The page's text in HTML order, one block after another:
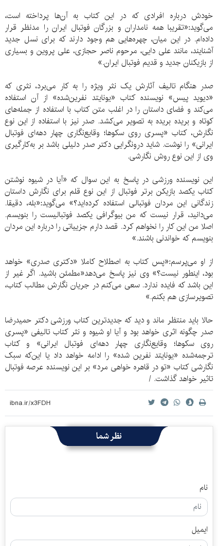
خودش درباره افرادی که در این کتاب به آن‌ها پرداخته است،
می‌گوید:«تقریبا همه نامداران و بزرگان فوتبال ایران را مدنظر قرار
داده‌ام. در این میان، چهره‌هایی هم وجود دارند که برای نسل جدید
آشنایند، مانند علی دایی، مرحوم ناصر حجازی، علی پروین و بسیاری
از بازیکنان جدید و قدیم فوتبال ایران.»
صدر هنگام تالیف آثارش یک نثر ویژه را به کار می‌برد، نثری که
«دیوید پیس» نویسنده کتاب «یونایتد نفرین‌شده» از آن استفاده
می‌کند و فضای داستان را در اغلب متن کتاب با استفاده از جمله‌های
کوتاه و بریده بریده به تصویر می‌کشد. صدر نیز با استفاده از این نوع
نگارش، کتاب «پسری روی سکوها؛ وقایع‌نگاری چهار دهه‌ای فوتبال
ایرانی» را نوشت. شاید درونگرایی دکتر صدر دلیلی باشد بر به‌کارگیری
وی از این نوع روش نگارشی.
این نویسنده ورزشی در پاسخ به این سوال که «آیا در شیوه نوشتن
کتاب یکصد بازیکن برتر فوتبال از این نوع قلم برای نگارش داستان
زندگانی این مردان فوتبالی استفاده کرده‌اید؟» می‌گوید:«بله، دقیقا.
می‌دانید، قرار نیست که من بیوگرافی یکصد فوتبالیست را بنویسم.
اصلا من این کار را نخواهم کرد. قصد دارم جزییاتی را درباره این مردان
بنویسم که خواندنی باشند.»
از او می‌پرسم:«پس کتاب به اصطلاح کاملا «دکتری صدری» خواهد
بود، اینطور نیست؟» وی نیز پاسخ می‌دهد«مطمئن باشید. اگر غیر از
این باشد که فایده ندارد. سعی می‌کنم در جریان نگارش مطالب کتاب،
تصویرسازی هم بکنم.»
حالا باید منتظر ماند و دید که جدیدترین کتاب ورزشی دکتر حمیدرضا
صدر چگونه اثری خواهد بود و آیا او شیوه و نثر کتاب تالیفی «پسری
روی سکوها؛ وقایع‌نگاری چهار دهه‌ای فوتبال ایرانی» و کتاب
ترجمه‌شده «یونایتد نفرین شده» را ادامه خواهد داد یا این‌که سبک
نگارشی کتاب «تو در قاهره خواهی مرد» بر این نویسنده عرصه فوتبال
تاثیر خواهد گذاشت. /
نظر شما
نام
ایمیل